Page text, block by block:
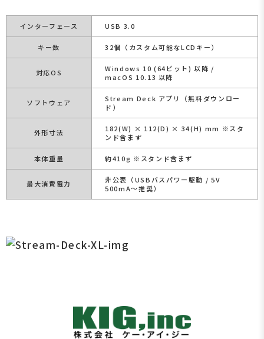
インターフェース USB 3.0
キー数 32個（カスタム可能なLCDキー）
対応OS
Windows 10 (64ビット) 以降 /
macOS 10.13 以降
ソフトウェア
Stream Deck アプリ（無料ダウンロー
ド）
外形寸法
182(W) × 112(D) × 34(H) mm ※スタ
ンド含まず
本体重量 約410g ※スタンド含まず
最大消費電力
非公表（USBバスパワー駆動 / 5V
500mA〜推奨）